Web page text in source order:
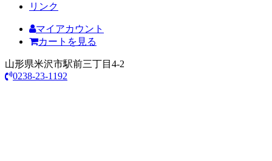
リンク
マイアカウント
カートを見る
山形県米沢市駅前三丁目4-2
0238-23-1192